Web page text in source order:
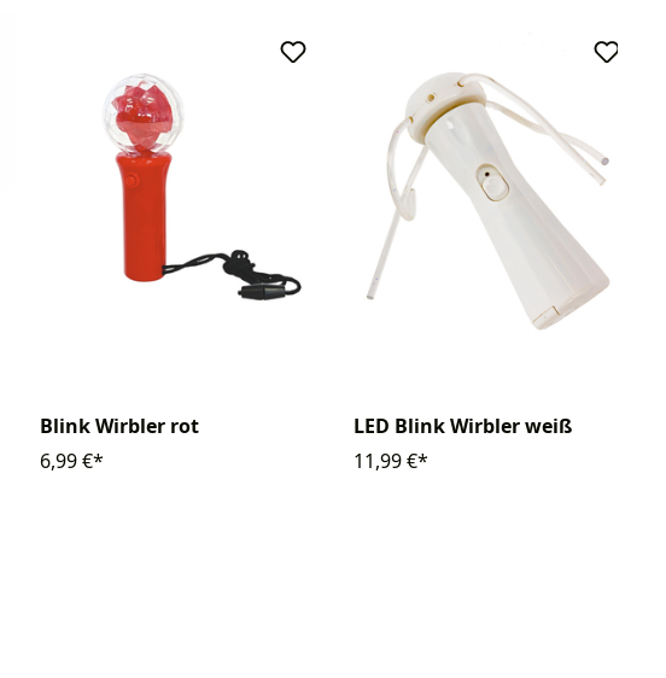
Blink Wirbler rot
6,99 €*
LED Blink Wirbler weiß
11,99 €*